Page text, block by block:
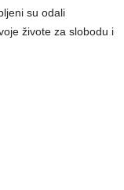
su odali
živote za slobodu i